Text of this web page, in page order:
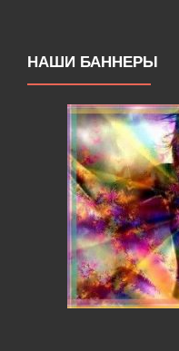
НАШИ БАННЕРЫ